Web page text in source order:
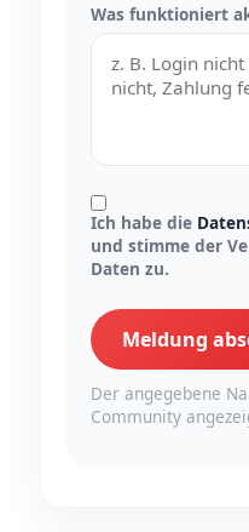
Was funktioniert
Ich habe die
und stimme der
Daten zu.
Meldung
Der angegebene
Community